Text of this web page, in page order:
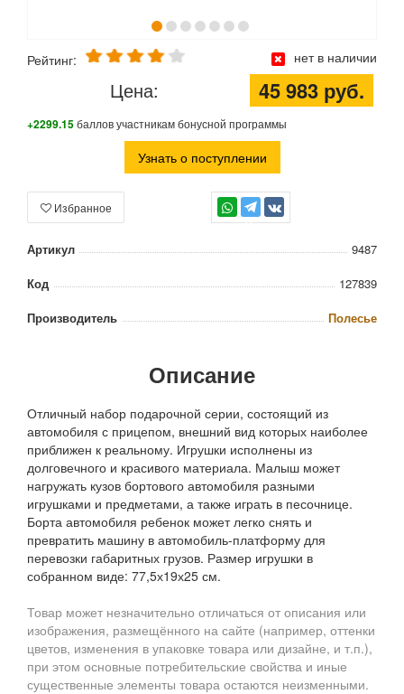
Рейтинг: нет в наличии
Цена: 45 983 руб.
+2299.15баллов участникам бонусной программы
Узнать о поступлении
TG
Избранное
Артикул
9487
Код
127839
Производитель
Полесье
Описание
Отличный набор подарочной серии, состоящий из
автомобиля с прицепом, внешний вид которых наиболее
приближен к реальному. Игрушки исполнены из
долговечного и красивого материала. Малыш может
нагружать кузов бортового автомобиля разными
игрушками и предметами, а также играть в песочнице.
Борта автомобиля ребенок может легко снять и
превратить машину в автомобиль-платформу для
перевозки габаритных грузов. Размер игрушки в
собранном виде: 77,5х19х25 см.
Товар может незначительно отличаться от описания или
изображения, размещённого на сайте (например, оттенки
цветов, изменения в упаковке товара или дизайне, и т.п.),
при этом основные потребительские свойства и иные
существенные элементы товара остаются неизменными.